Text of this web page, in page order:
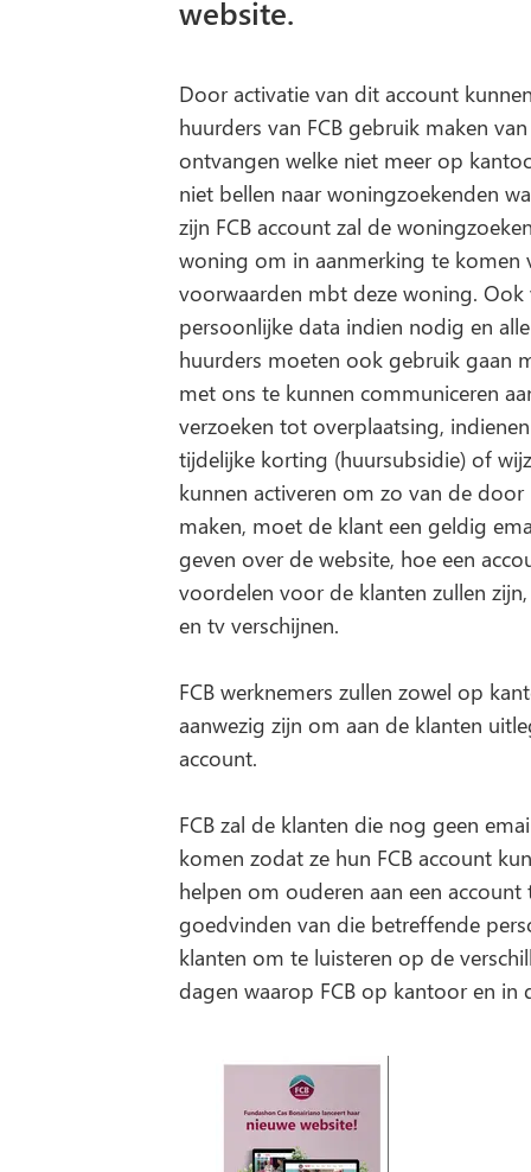
website.
Door activatie van dit account
huurders van FCB gebruik maken
ontvangen welke niet meer op
niet bellen naar woningzoekenden
zijn FCB account zal de
woning om in aanmerking te
voorwaarden mbt deze woning.
persoonlijke data indien nodig en
huurders moeten ook gebruik gaan
met ons te kunnen communiceren
verzoeken tot overplaatsing,
tijdelijke korting (huursubsidie) of
kunnen activeren om zo van de
maken, moet de klant een geldig
geven over de website, hoe een
voordelen voor de klanten zullen
en tv verschijnen.
FCB werknemers zullen zowel op
aanwezig zijn om aan de klanten
account.
FCB zal de klanten die nog geen
komen zodat ze hun FCB account
helpen om ouderen aan een
goedvinden van die betreffende
klanten om te luisteren op de
dagen waarop FCB op kantoor en in